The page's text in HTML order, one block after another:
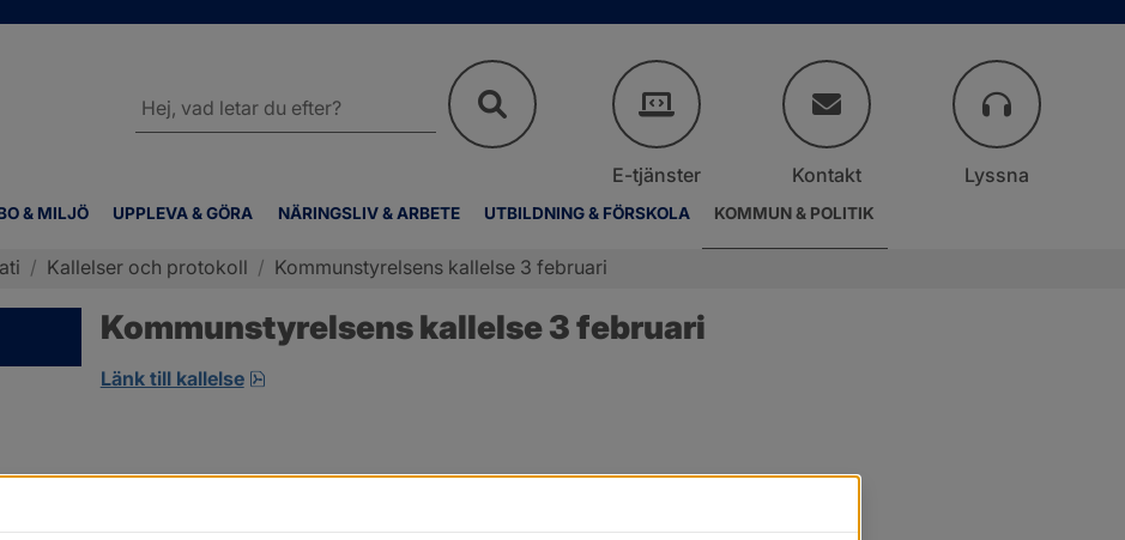
& MILJÖ UPPLEVA & GÖRA NÄRINGSLIV & ARBETE UTBILDNING & FÖRSKOLA KOMMUN & POLITIK
webbplatsen
E-tjänster Kontakt Lyssna
/ Kallelser och protokoll / Kommunstyrelsens kallelse 3 februari
Kommunstyrelsens kallelse 3 februari
Länk till kallelse pdf, 7.9 MB, öppnas i nytt fönster.